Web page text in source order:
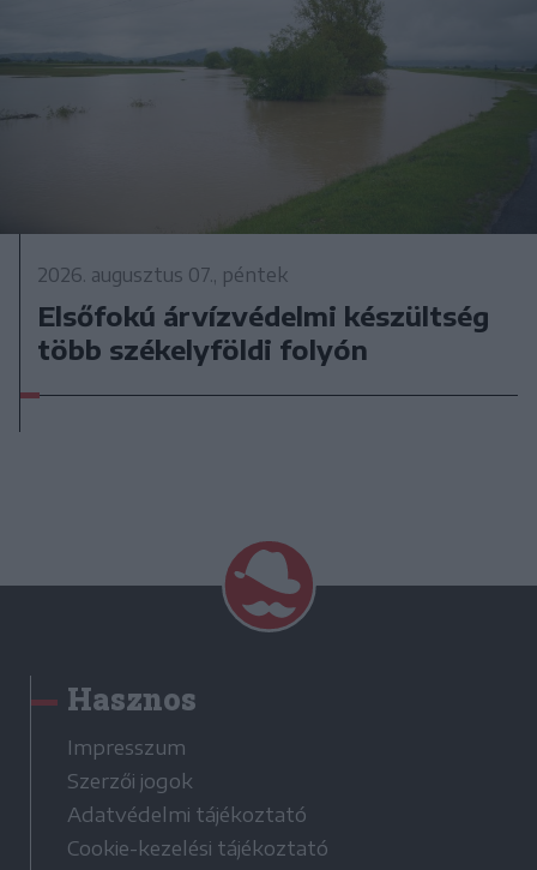
2026. augusztus 07., péntek
Elsőfokú árvízvédelmi készültség
több székelyföldi folyón
Hasznos
Impresszum
Szerzői jogok
Adatvédelmi tájékoztató
Cookie-kezelési tájékoztató